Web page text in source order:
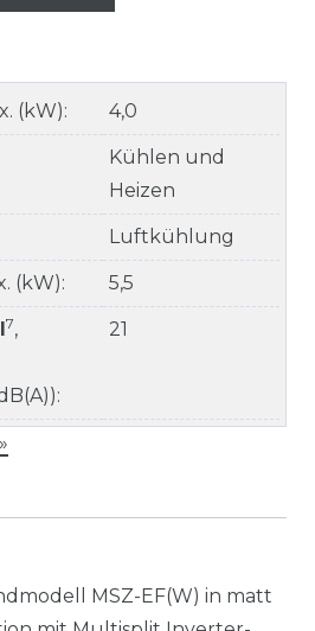
(kW): 4,0
Kühlen und
Heizen
Luftkühlung
(kW): 5,5
7,
21
MSZ-EF(W) in matt